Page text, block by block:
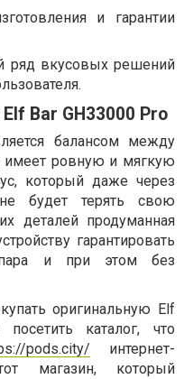
и гарантии
ряд вкусовых решений
Bar GH33000 Pro
балансом между
ровную и мягкую
который даже через
будет терять свою
деталей продуманная
гарантировать
пара и при этом без
оригинальную Elf
каталог, что
pods.city/ интернет-
магазин, который